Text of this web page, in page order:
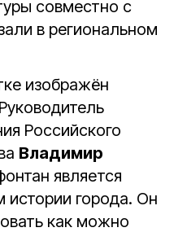
совместно с
в региональном
изображён
Российского
Владимир
является
города. Он
как можно